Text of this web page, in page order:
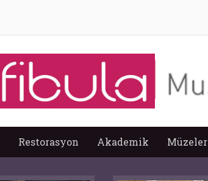
Restorasyon Akademik Müzeler